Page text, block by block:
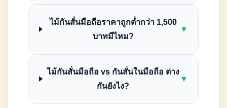
ไม้กันสั่นมือถือราคาถูกต่ำกว่า 1,500
บาทมีไหม?
▼
ไม้กันสั่นมือถือ vs กันสั่นในมือถือ ต่าง
กันยังไง?
▼